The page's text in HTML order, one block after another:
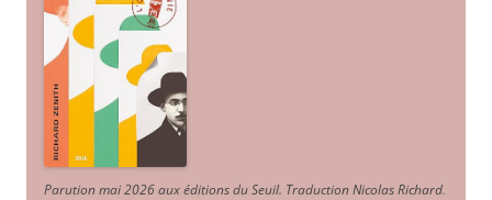
Parution mai 2026 aux éditions du Seuil. Traduction Nicolas Richard.